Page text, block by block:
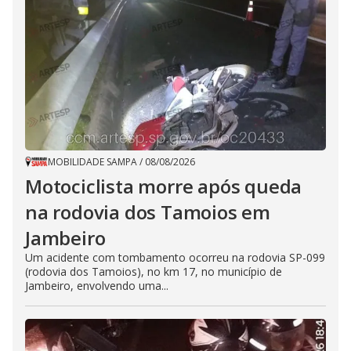
MOBILIDADE SAMPA/ 08/08/2026
Motociclista morre após queda
na rodovia dos Tamoios em
Jambeiro
Um acidente com tombamento ocorreu na rodovia SP-099
(rodovia dos Tamoios), no km 17, no município de
Jambeiro, envolvendo uma...